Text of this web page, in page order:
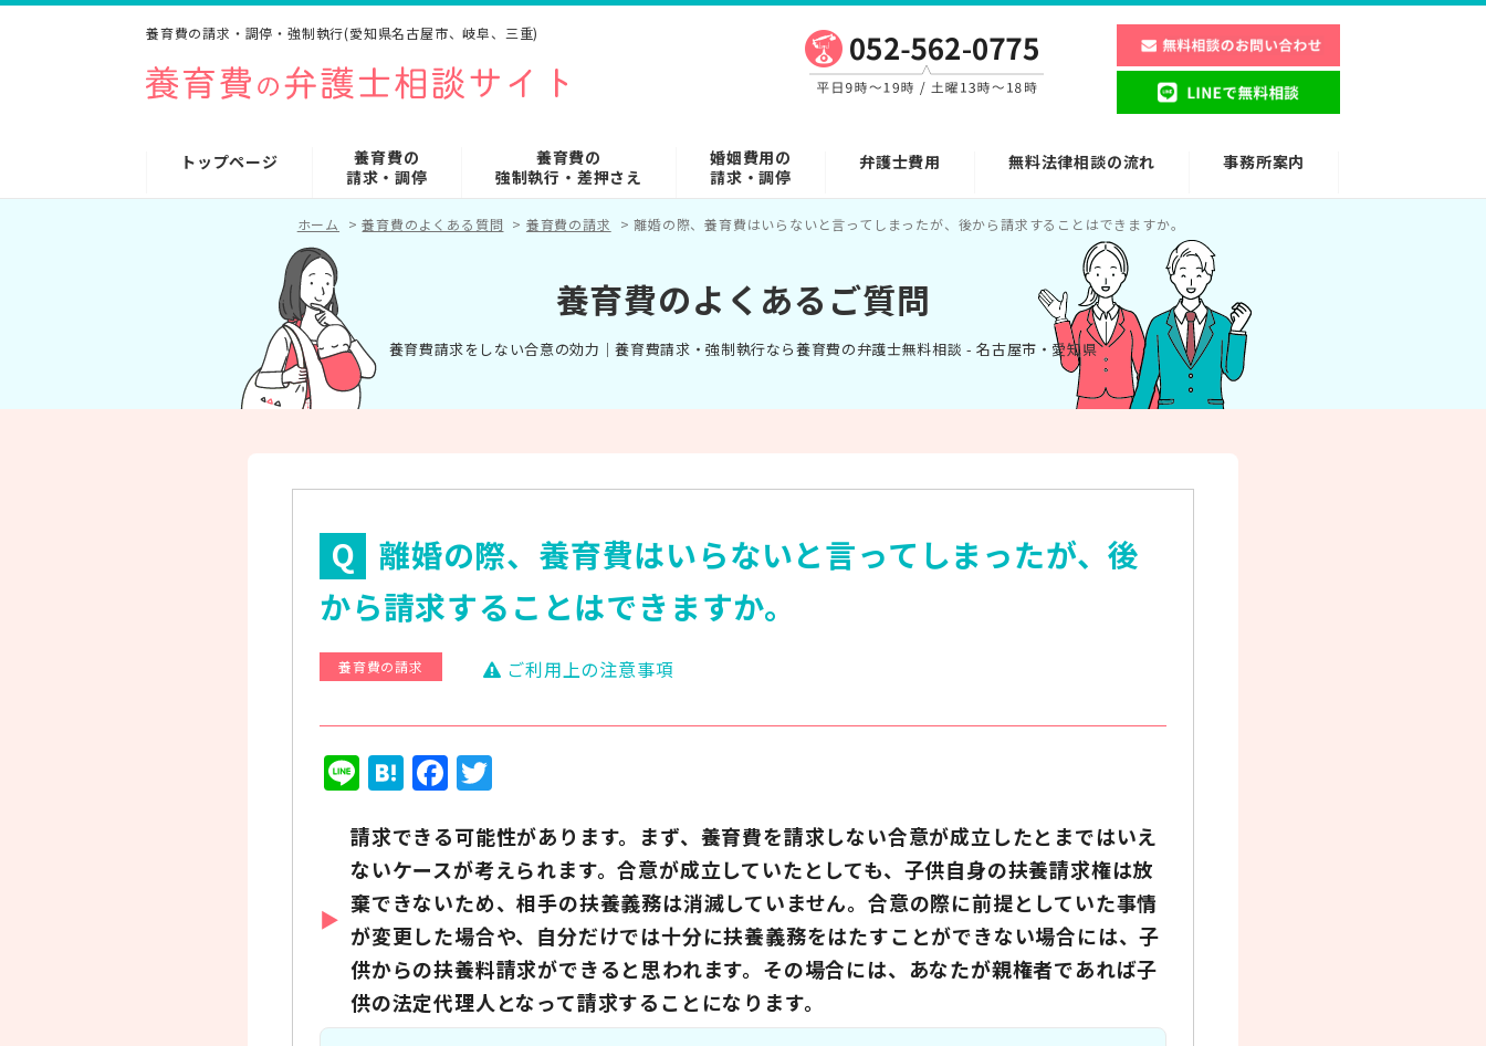
養育費の請求・調停・強制執行(愛知県名古屋市、岐阜、三重)
トップページ
養育費の
請求・調停
養育費の
強制執行・差押さえ
婚姻費用の
請求・調停
弁護士費用 無料法律相談の流れ 事務所案内
ホーム >養育費のよくある質問 > 養育費の請求 >離婚の際、養育費はいらないと言ってしまったが、後から請求することはできますか。
養育費のよくあるご質問
養育費請求をしない合意の効力｜養育費請求・強制執行なら養育費の弁護士無料相談 - 名古屋市・愛知県
離婚の際、養育費はいらないと言ってしまったが、後
から請求することはできますか。
養育費の請求 ご利用上の注意事項
LineHatenaFacebook
請求できる可能性があります。まず、養育費を請求しない合意が成立したとまではいえ
ないケースが考えられます。合意が成立していたとしても、子供自身の扶養請求権は放
棄できないため、相手の扶養義務は消滅していません。合意の際に前提としていた事情
が変更した場合や、自分だけでは十分に扶養義務をはたすことができない場合には、子
供からの扶養料請求ができると思われます。その場合には、あなたが親権者であれば子
供の法定代理人となって請求することになります。